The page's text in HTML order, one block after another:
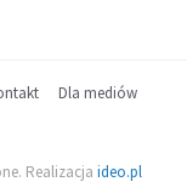
Dla mediów
Realizacja ideo.pl